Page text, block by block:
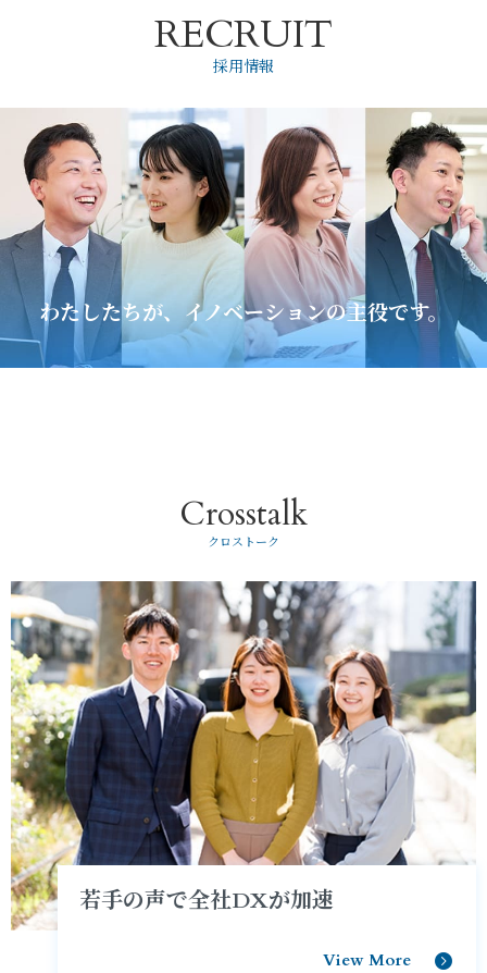
RECRUIT
採用情報
わたしたちが、イノベーションの主役です。
Crosstalk
クロストーク
若手の声で全社DXが加速
View More